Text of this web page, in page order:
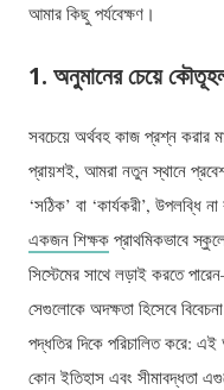
আমার কিছু পর্যবেক্ষণ।
1. অনুমানের চেয়ে
সবচেয়ে অর্থবহ কাজ প্রশ্ন করার
প্রায়শই, আমরা নতুন স্থানে প্রবেশ
‘সঠিক’ বা ‘কার্যকরী’, উপলব্ধি
একজন শিক্ষক প্রাথমিকভাবে
সিস্টেমের সাথে লড়াই করতে
সেগুলোকে অদক্ষতা হিসেবে
পদ্ধতির দিকে পরিচালিত করে:
কোন ইতিহাস এবং সীমাবদ্ধতা